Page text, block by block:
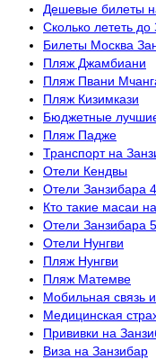
Дешевые билеты
Сколько лететь
Билеты Москва
Пляж Джамбиани
Пляж Пвани
Пляж Кизимкази
Бюджетные
Пляж Падже
Транспорт на
Отели Кендвы
Отели Занзибара
Кто такие масаи
Отели Занзибара
Отели Нунгви
Пляж Нунгви
Пляж Матемве
Мобильная связь
Медицинская
Прививки на
Виза на Занзибар